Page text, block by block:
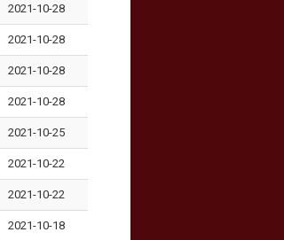
2021-10-28
2021-10-28
2021-10-28
2021-10-28
2021-10-25
2021-10-22
2021-10-22
2021-10-18